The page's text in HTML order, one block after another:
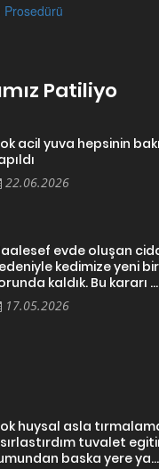
Prosedürü
Patiliyo
acil yuva hepsinin
22.06.2026
evde oluşan
kedimize yeni
kaldık. Bu kararı ...
17.05.2026
huysal asla
tuvalet
baska yere ya...